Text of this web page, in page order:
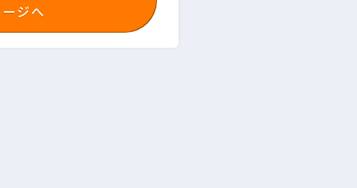
ジへ